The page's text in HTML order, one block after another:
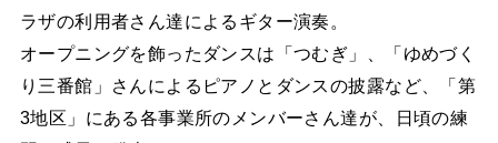
ラザの利用者さん達によるギター演奏。
オープニングを飾ったダンスは「つむぎ」、「ゆめづく
り三番館」さんによるピアノとダンスの披露など、「第
3地区」にある各事業所のメンバーさん達が、日頃の練